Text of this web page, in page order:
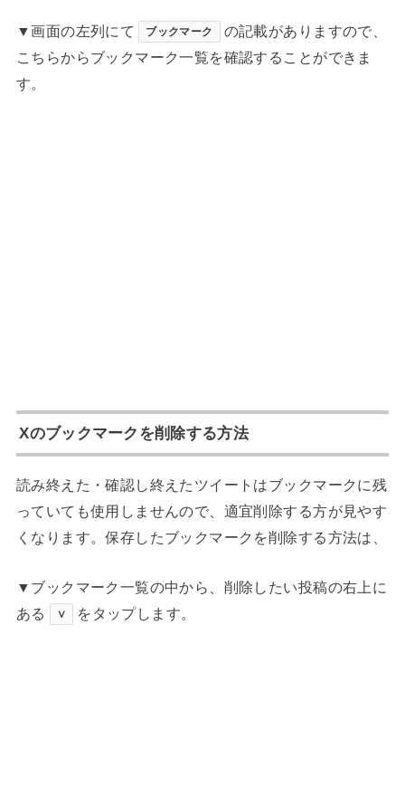
▼画面の左列にて ブックマーク
の記載がありますので、
こちらからブックマーク一覧を確認することができま
す。
Xのブックマークを削除する方法
読み終えた・確認し終えたツイートはブックマークに残
っていても使用しませんので、適宜削除する方が見やす
くなります。保存したブックマークを削除する方法は、
▼ブックマーク一覧の中から、削除したい投稿の右上に
ある
∨ をタップします。